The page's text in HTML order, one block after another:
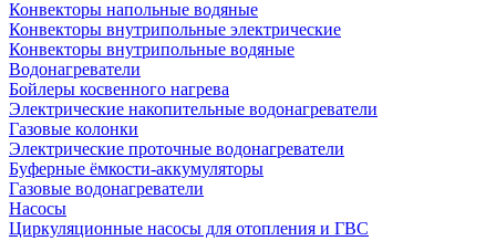
Конвекторы напольные водяные
Конвекторы внутрипольные электрические
Конвекторы внутрипольные водяные
Водонагреватели
Бойлеры косвенного нагрева
Электрические накопительные водонагреватели
Газовые колонки
Электрические проточные водонагреватели
Буферные ёмкости-аккумуляторы
Газовые водонагреватели
Насосы
Циркуляционные насосы для отопления и ГВС